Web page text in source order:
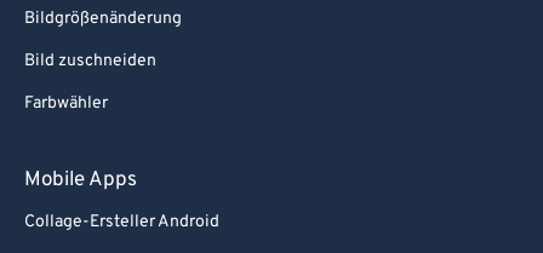
Bildgrößenänderung
Bild zuschneiden
Farbwähler
Mobile Apps
Collage-Ersteller Android